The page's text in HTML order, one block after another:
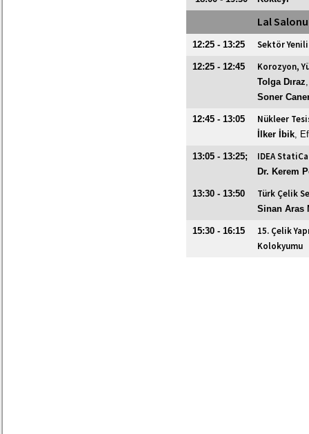
Lal Salonu
12:25 - 13:25 Sektör
12:25 - 12:45 Korozyon,
Tolga Dıraz
Soner
12:45 - 13:05 Nükleer
İlker İbik,
13:05 - 13:25; IDEA
Dr. Kerem
13:30 - 13:50 Türk Çelik
Sinan Aras
15:30 - 16:15
15. Çelik
Kolokyumu